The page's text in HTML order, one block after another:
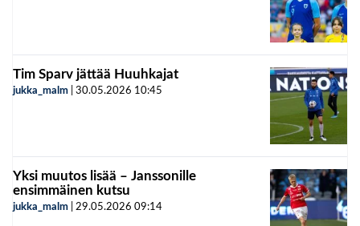
Tim Sparv jättää Huuhkajat
jukka_malm 30.05.2026 10:45
Yksi muutos lisää – Janssonille
ensimmäinen kutsu
jukka_malm 29.05.2026 09:14